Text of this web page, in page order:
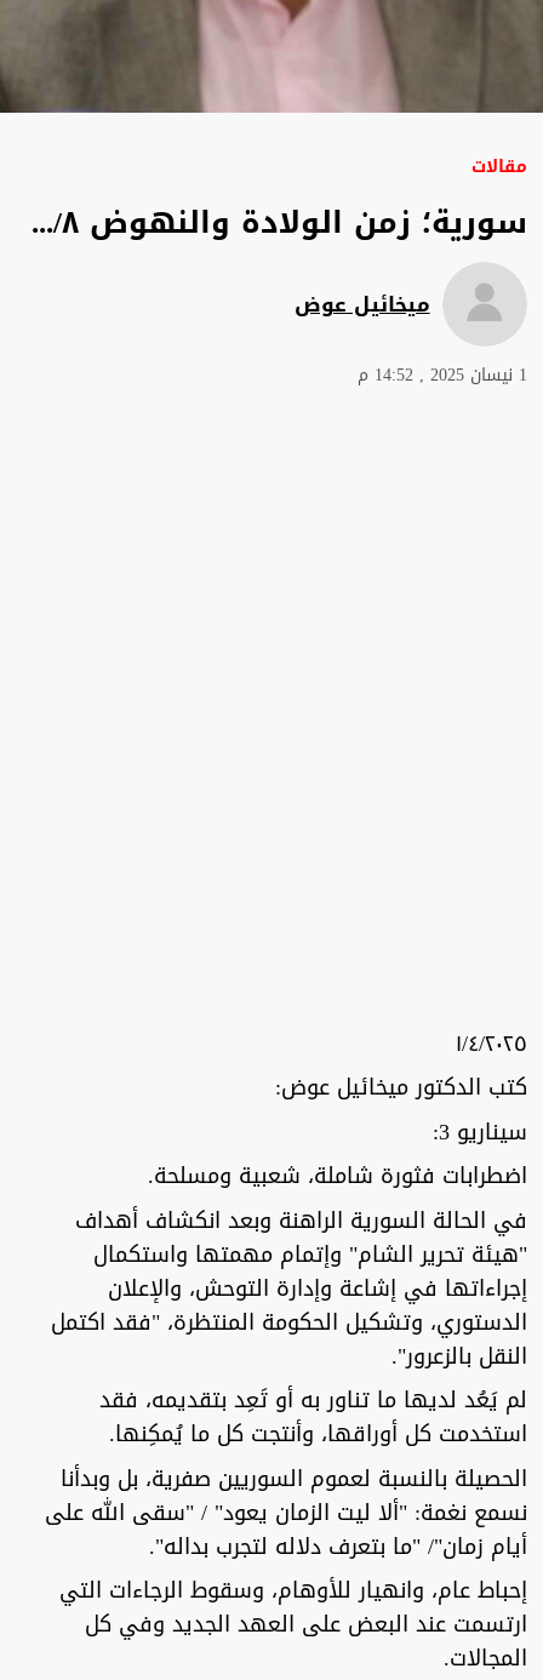
مقالات
سورية؛ زمن الولادة والنهوض ٨/...
ميخائيل عوض
1 نيسان 2025 , 14:52 م
١/٤/٢٠٢٥
كتب الدكتور ميخائيل عوض:
سيناريو 3:
اضطرابات فثورة شاملة، شعبية ومسلحة.
في الحالة السورية الراهنة وبعد انكشاف أهداف
"هيئة تحرير الشام" وإتمام مهمتها واستكمال
إجراءاتها في إشاعة وإدارة التوحش، والإعلان
الدستوري، وتشكيل الحكومة المنتظرة، "فقد اكتمل
النقل بالزعرور".
لم يَعُد لديها ما تناور به أو تَعِد بتقديمه، فقد
استخدمت كل أوراقها، وأنتجت كل ما يُمكِنها.
الحصيلة بالنسبة لعموم السوريين صفرية، بل وبدأنا
نسمع نغمة: "ألا ليت الزمان يعود" / "سقى الله على
أيام زمان"/ "ما بتعرف دلاله لتجرب بداله".
إحباط عام، وانهيار للأوهام، وسقوط الرجاءات التي
ارتسمت عند البعض على العهد الجديد وفي كل
المجالات.